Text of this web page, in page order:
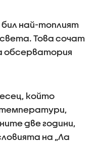
бил най-топлият
Това сочат
обсерватория
който
две години,
на „Ла